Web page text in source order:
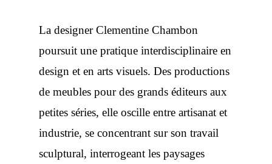
La designer Clementine Chambon
poursuit une pratique interdisciplinaire en
design et en arts visuels. Des productions
de meubles pour des grands éditeurs aux
petites séries, elle oscille entre artisanat et
industrie, se concentrant sur son travail
sculptural, interrogeant les paysages